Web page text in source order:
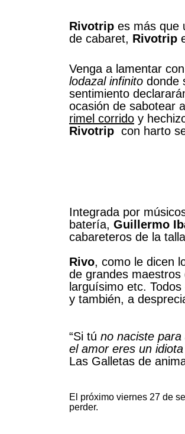
Rivotrip es más que
de cabaret, Rivotrip
Venga a lamentar
lodazal infinito donde
sentimiento
ocasión de sabotear
rimel corrido y
Rivotrip con harto
Integrada por
batería, Guillermo
cabareteros de la
Rivo, como le dicen
de grandes maestros
larguísimo etc.
y también, a
“Si tú no naciste
el amor eres un
Las Galletas de
El próximo viernes 27 de
perder.